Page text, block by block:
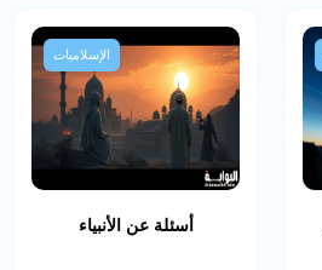
الإسلاميات
أسئلة عن الأنبياء